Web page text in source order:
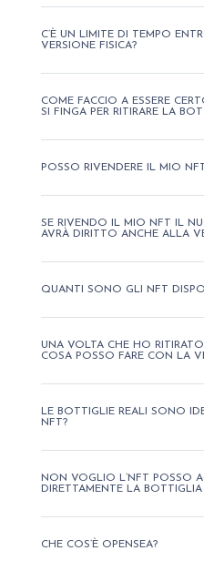
C’È UN LIMITE DI TEMPO
VERSIONE FISICA?
COME FACCIO A ESSERE
SI FINGA PER RITIRARE LA
POSSO RIVENDERE IL MIO
SE RIVENDO IL MIO NFT IL
AVRÀ DIRITTO ANCHE ALLA
QUANTI SONO GLI NFT
UNA VOLTA CHE HO
COSA POSSO FARE CON LA
LE BOTTIGLIE REALI SONO
NFT?
NON VOGLIO L’NFT POSSO
DIRETTAMENTE LA BOTTIGLIA
CHE COS’È OPENSEA?